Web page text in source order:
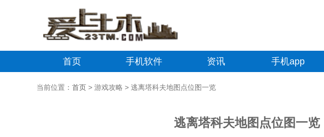
首页 手机软件 资讯 手机app
当前位置： 首页 > 游戏攻略 > 逃离塔科夫地图点位图一览
逃离塔科夫地图点位图一览